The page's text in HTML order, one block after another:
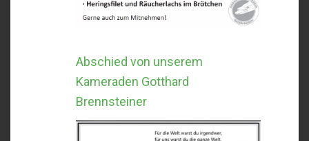
Abschied von unserem
Kameraden Gotthard
Brennsteiner